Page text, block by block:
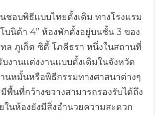
ชอบพิธีแบบไทยดั้งเดิม ทางโรงแรม
บนิต้า 4” ห้องพักตั้งอยู่บนชั้น 3 ของ
ทล ภูเก็ต ซิตี้ โภคีธรา หนึ่งในสถานที่
งานแต่งงานแบบดั้งเดิมในจังหวัด
นหมั้นหรือพิธีกรรมทางศาสนาต่างๆ
พื้นที่กว้างขวางสามารถรองรับได้ถึง
ในห้องยังมีสิ่งอำนวยความสะดวก